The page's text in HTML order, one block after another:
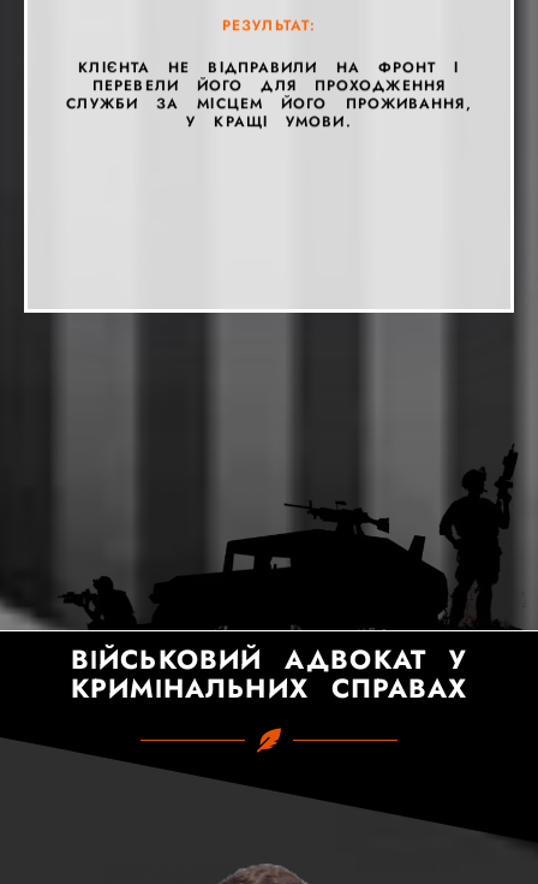
РЕЗУЛЬТАТ:
РЕЗУЛЬТАТ:
КЛІЄНТА НЕ ВІДПРАВИЛИ НА ФРОНТ І
ПЕРЕВЕЛИ ЙОГО ДЛЯ ПРОХОДЖЕННЯ
СЛУЖБИ ЗА МІСЦЕМ ЙОГО ПРОЖИВАННЯ,
У КРАЩІ УМОВИ.
РЕЗУЛЬТАТ:
РЕЗУЛЬТАТ:
РЕЗУЛЬТАТ:
РЕЗУЛЬТАТ:
РЕЗУЛЬТАТ:
ВІЙСЬКОВИЙ АДВОКАТ У
КРИМІНАЛЬНИХ СПРАВАХ